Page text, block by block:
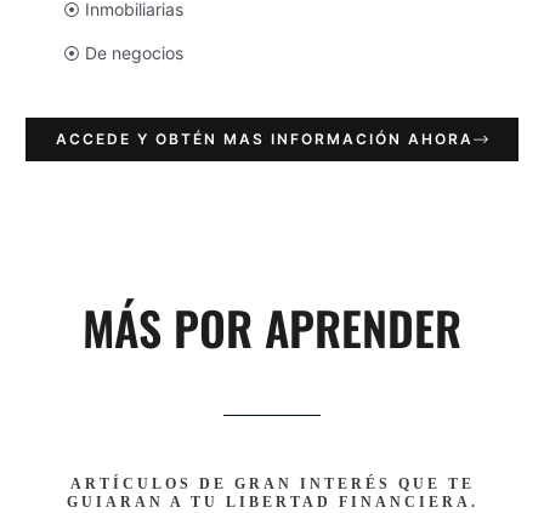
⦿ Inmobiliarias
⦿ De negocios
ACCEDE Y OBTÉN MAS INFORMACIÓN AHORA
MÁS POR APRENDER
ARTÍCULOS DE GRAN INTERÉS QUE TE
GUIARAN A TU LIBERTAD FINANCIERA.